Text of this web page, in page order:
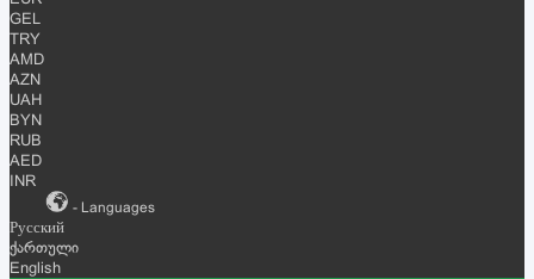
GEL
TRY
AMD
AZN
UAH
BYN
RUB
AED
INR
- Languages
Русский
ქართული
English